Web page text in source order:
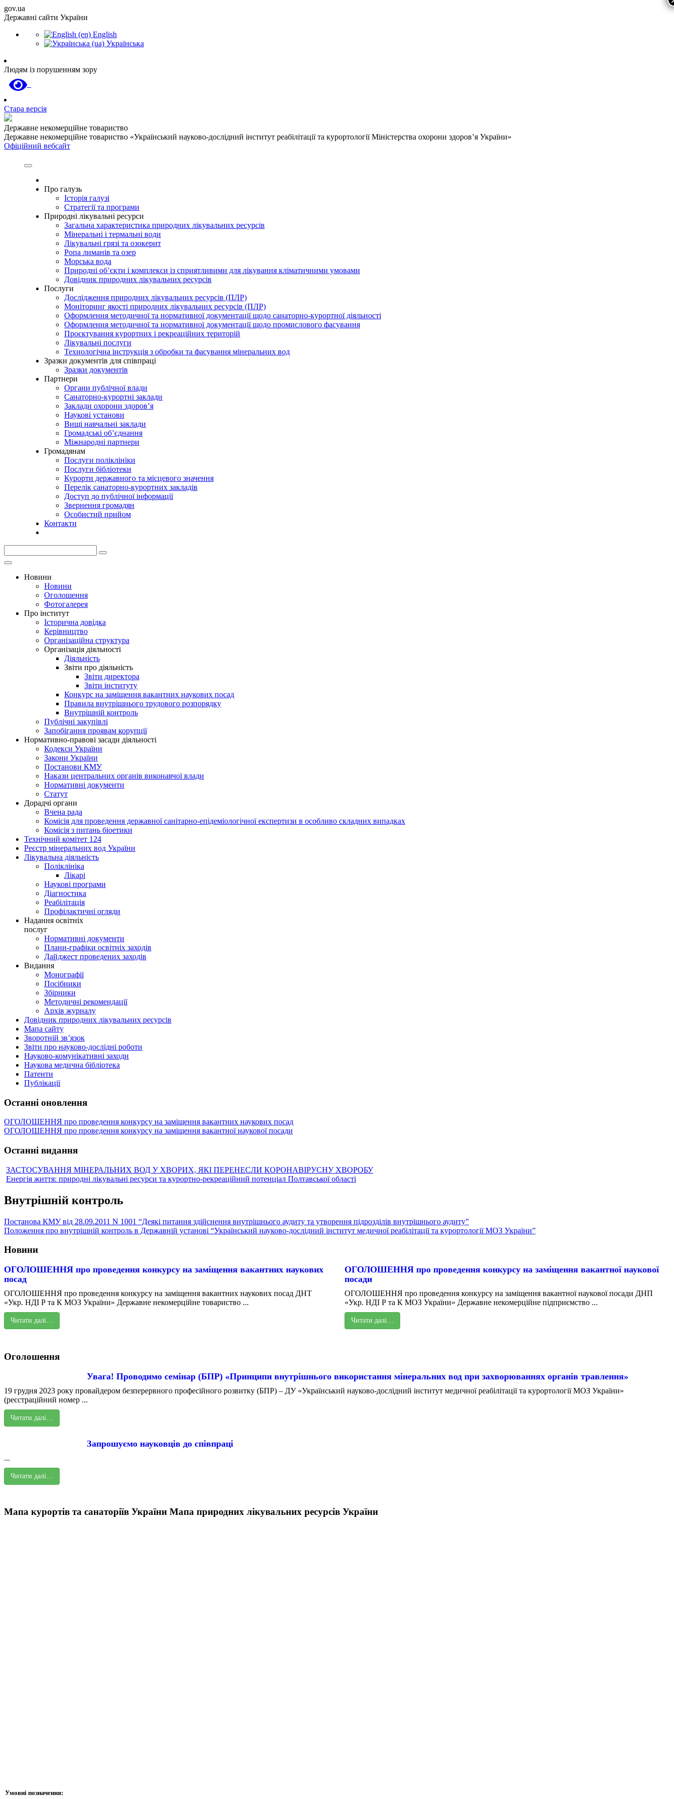
gov.ua
Державні сайти України
English
Українська
Людям із порушенням зору
Стара версія
Державне некомерційне товариство
Державне некомерційне товариство «Український науково-дослідний інститут реабілітації та курортології Міністерства охорони здоров’я України»
Офіційний вебсайт
Про галузь
Історія галузі
Стратегії та програми
Природні лікувальні ресурси
Загальна характеристика природних лікувальних ресурсів
Мінеральні і термальні води
Лікувальні грязі та озокерит
Ропа лиманів та озер
Морська вода
Природні об’єкти і комплекси із сприятливими для лікування кліматичними умовами
Довідник природних лікувальних ресурсів
Послуги
Дослідження природних лікувальних ресурсів (ПЛР)
Моніторинг якості природних лікувальних ресурсів (ПЛР)
Оформлення методичної та нормативної документації щодо санаторно-курортної діяльності
Оформлення методичної та нормативної документації щодо промислового фасування
Проєктування курортних і рекреаційних територій
Лікувальні послуги
Технологічна інструкція з обробки та фасування мінеральних вод
Зразки документів для співпраці
Зразки документів
Партнери
Органи публічної влади
Санаторно-курортні заклади
Заклади охорони здоров’я
Наукові установи
Вищі навчальні заклади
Громадські об’єднання
Міжнародні партнери
Громадянам
Послуги поліклініки
Послуги бібліотеки
Курорти державного та місцевого значення
Перелік санаторно-курортних закладів
Доступ до публічної інформації
Звернення громадян
Особистий прийом
Контакти
Новини
Новини
Оголошення
Фотогалерея
Про інститут
Історична довідка
Керівництво
Організаційна структура
Організація діяльності
Діяльність
Звіти про діяльність
Звіти директора
Звіти інституту
Конкурс на заміщення вакантних наукових посад
Правила внутрішнього трудового розпорядку
Внутрішній контроль
Публічні закупівлі
Запобігання проявам корупції
Нормативно-правові засади діяльності
Кодекси України
Закони України
Постанови КМУ
Накази центральних органів виконавчої влади
Нормативні документи
Статут
Дорадчі органи
Вчена рада
Комісія для проведення державної санітарно-епідеміологічної експертизи в особливо складних випадках
Комісія з питань біоетики
Технічний комітет 124
Реєстр мінеральних вод України
Лікувальна діяльність
Поліклініка
Лікарі
Наукові програми
Діагностика
Реабілітація
Профілактичні огляди
Надання освітніх
послуг
Нормативні документи
Плани-графіки освітніх заходів
Дайджест проведених заходів
Видання
Монографії
Посібники
Збірники
Методичні рекомендації
Архів журналу
Довідник природних лікувальних ресурсів
Мапа сайту
Зворотній зв’язок
Звіти про науково-дослідні роботи
Науково-комунікативні заходи
Наукова медична бібліотека
Патенти
Публікації
Останні оновлення
ОГОЛОШЕННЯ про проведення конкурсу на заміщення вакантних наукових посад
ОГОЛОШЕННЯ про проведення конкурсу на заміщення вакантної наукової посади
Останні видання
ЗАСТОСУВАННЯ МІНЕРАЛЬНИХ ВОД У ХВОРИХ, ЯКІ ПЕРЕНЕСЛИ КОРОНАВІРУСНУ ХВОРОБУ
Енергія життя: природні лікувальні ресурси та курортно-рекреаційний потенціал Полтавської області
Внутрішній контроль
Постанова КМУ від 28.09.2011 N 1001 “Деякі питання здійснення внутрішнього аудиту та утворення підрозділів внутрішнього аудиту”
Положення про внутрішній контроль в Державній установі “Український науково-дослідний інститут медичної реабілітації та курортології МОЗ України”
Новини
ОГОЛОШЕННЯ про проведення конкурсу на заміщення вакантних наукових
посад
ОГОЛОШЕННЯ про проведення конкурсу на заміщення вакантних наукових посад ДНТ
«Укр. НДІ Р та К МОЗ України» Державне некомерційне товариство ...
Читати далі…
ОГОЛОШЕННЯ про проведення конкурсу на заміщення вакантної наукової
посади
ОГОЛОШЕННЯ про проведення конкурсу на заміщення вакантної наукової посади ДНП
«Укр. НДІ Р та К МОЗ України» Державне некомерційне підприємство ...
Читати далі…
Оголошення
Увага! Проводимо семінар (БПР) «Принципи внутрішнього використання мінеральних вод при захворюваннях органів травлення»
19 грудня 2023 року провайдером безперервного професійного розвитку (БПР) – ДУ «Український науково-дослідний інститут медичної реабілітації та курортології МОЗ України»
(реєстраційний номер ...
Читати далі…
Запрошуємо науковців до співпраці
...
Читати далі…
Мапа курортів та санаторіїв України Мапа природних лікувальних ресурсів України
Умовні позначення: